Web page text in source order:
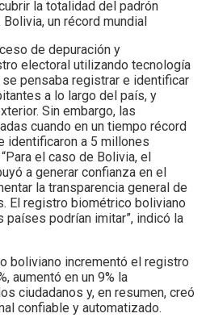
la totalidad del padrón
un récord mundial
de depuración y
electoral utilizando tecnología
pensaba registrar e identificar
a lo largo del país, y
Sin embargo, las
cuando en un tiempo récord
identificaron a 5 millones
el caso de Bolivia, el
a generar confianza en el
la transparencia general de
El registro biométrico boliviano
países podrían imitar”, indicó la
boliviano incrementó el registro
aumentó en un 9% la
ciudadanos y, en resumen, creó
confiable y automatizado.